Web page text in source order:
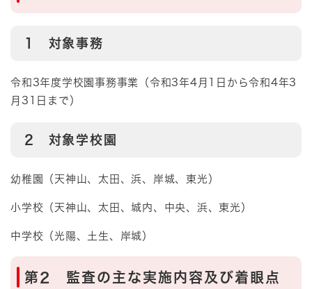
1 対象事務
令和3年度学校園事務事業（令和3年4月1日から令和4年3
月31日まで）
2 対象学校園
幼稚園（天神山、太田、浜、岸城、東光）
小学校（天神山、太田、城内、中央、浜、東光）
中学校（光陽、土生、岸城）
第2 監査の主な実施内容及び着眼点